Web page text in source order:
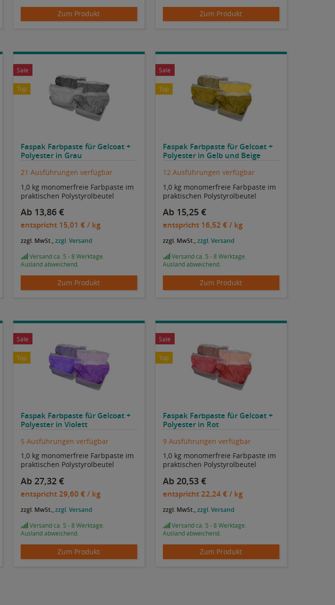
Zum Produkt Zum Produkt
Sale
Top
Faspak Farbpaste für Gelcoat +
Polyester in Grau
21 Ausführungen verfügbar
1,0 kg monomerfreie Farbpaste im
praktischen Polystyrolbeutel
Ab 13,86 €
entspricht 15,01 € / kg
zzgl. MwSt.,zzgl. Versand
Versand ca. 5 - 8 Werktage.
Ausland abweichend.
Zum Produkt
Sale
Top
Faspak Farbpaste für Gelcoat +
Polyester in Gelb und Beige
12 Ausführungen verfügbar
1,0 kg monomerfreie Farbpaste im
praktischen Polystyrolbeutel
Ab 15,25 €
entspricht 16,52 € / kg
zzgl. MwSt.,zzgl. Versand
Versand ca. 5 - 8 Werktage.
Ausland abweichend.
Zum Produkt
Sale
Top
Faspak Farbpaste für Gelcoat +
Polyester in Violett
5 Ausführungen verfügbar
1,0 kg monomerfreie Farbpaste im
praktischen Polystyrolbeutel
Ab 27,32 €
entspricht29,60 € / kg
zzgl. MwSt.,zzgl. Versand
Versand ca. 5 - 8 Werktage.
Ausland abweichend.
Zum Produkt
Sale
Top
Faspak Farbpaste für Gelcoat +
Polyester in Rot
9 Ausführungen verfügbar
1,0 kg monomerfreie Farbpaste im
praktischen Polystyrolbeutel
Ab 20,53 €
entspricht22,24 € / kg
zzgl. MwSt.,zzgl. Versand
Versand ca. 5 - 8 Werktage.
Ausland abweichend.
Zum Produkt